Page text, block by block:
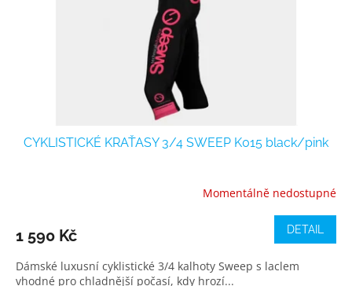
CYKLISTICKÉ KRAŤASY 3/4 SWEEP K015 black/pink
Momentálně nedostupné
1 590 Kč DETAIL
Dámské luxusní cyklistické 3/4 kalhoty Sweep s laclem
vhodné pro chladnější počasí, kdy hrozí...